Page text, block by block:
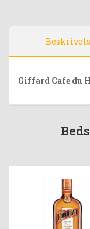
Giffard Cafe du